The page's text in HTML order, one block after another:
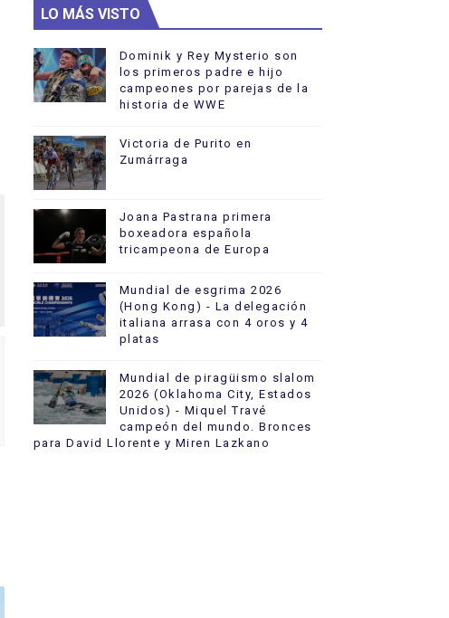
LO MÁS VISTO
Dominik y Rey Mysterio son
los primeros padre e hijo
campeones por parejas de la
historia de WWE
Victoria de Purito en
Zumárraga
Joana Pastrana primera
boxeadora española
tricampeona de Europa
Mundial de esgrima 2026
(Hong Kong) - La delegación
italiana arrasa con 4 oros y 4
platas
Mundial de piragüismo slalom
2026 (Oklahoma City, Estados
Unidos) - Miquel Travé
campeón del mundo. Bronces
para David Llorente y Miren Lazkano